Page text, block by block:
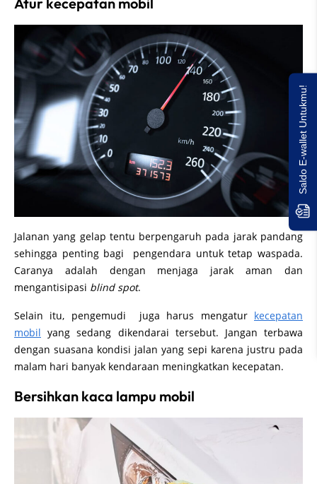
Jalanan yang gelap tentu berpengaruh pada jarak pandang
sehingga penting bagi pengendara untuk tetap waspada.
Caranya adalah dengan menjaga jarak aman dan
mengantisipasi blind spot.
Selain itu, pengemudi juga harus mengatur kecepatan
mobil yang sedang dikendarai tersebut. Jangan terbawa
dengan suasana kondisi jalan yang sepi karena justru pada
malam hari banyak kendaraan meningkatkan kecepatan.
Bersihkan kaca lampu mobil
Saldo E-wallet Untukmu!